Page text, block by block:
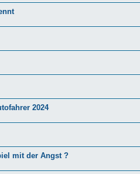
2024
mit der Angst ?